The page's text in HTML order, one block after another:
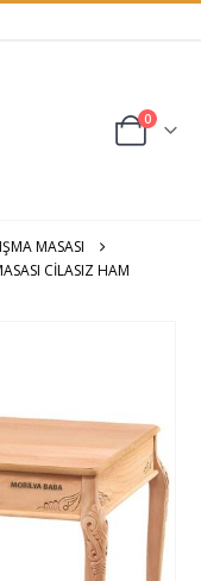
0
MASASI
CILASIZ HAM